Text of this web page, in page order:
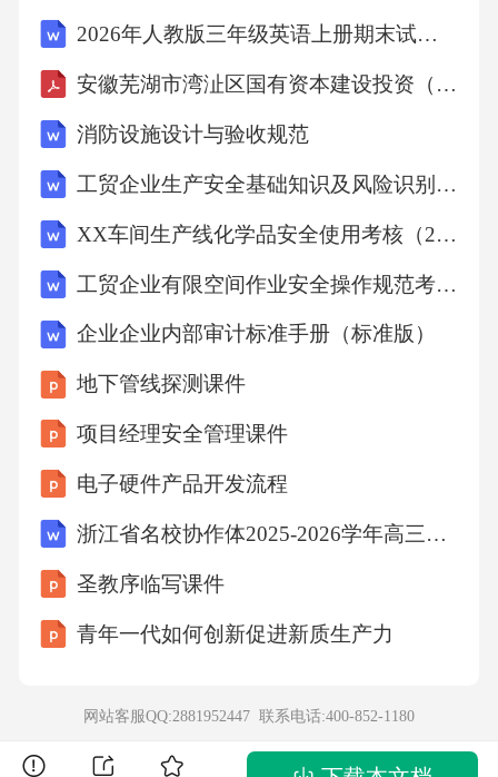
5.若sin(θ)=12，则θ的正弦值对应的角度在第一
象限为π6，第二象限为5π6，故取值范围为[π6+2
kπ,5π6+2kπ]，k∈Z第Ⅱ卷非选择题答案：
13.4
15.2
16.(1,解析：
13.方程3x+2=14，解得x=123=4。
14.等比数列通项公式为an=a1×rn−1，代入得a5=
1三、解答题答案：
17.7
18.an=2n+1
2026年人教版三年级英语上册期末试题库（附含参考答案）
安徽芜湖市湾沚区国有资本建设投资（集团）有限公司及其子公司招聘笔试题库2026
消防设施设计与验收规范
工贸企业生产安全基础知识及风险识别考核（XXXX年XX月）
XX车间生产线化学品安全使用考核（2024年9月）
工贸企业有限空间作业安全操作规范考核（2024年3月）
企业企业内部审计标准手册（标准版）
地下管线探测课件
项目经理安全管理课件
电子硬件产品开发流程
浙江省名校协作体2025-2026学年高三上学期返校适应性考试历史试题（1月卷）-1
圣教序临写课件
青年一代如何创新促进新质生产力
网站客服QQ:2881952447 联系电话:400-852-1180